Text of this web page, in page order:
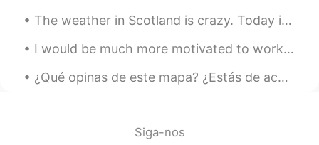
The weather in Scotland is crazy. Today it was very sunny and so I went a walk, but then it start...
I would be much more motivated to work out it if I saw an after picture of myself 😂😂😂😂 Sooooo ...
¿Qué opinas de este mapa? ¿Estás de acuerdo con la clasificación de tu país? Mi cara está así cua...
Siga-nos